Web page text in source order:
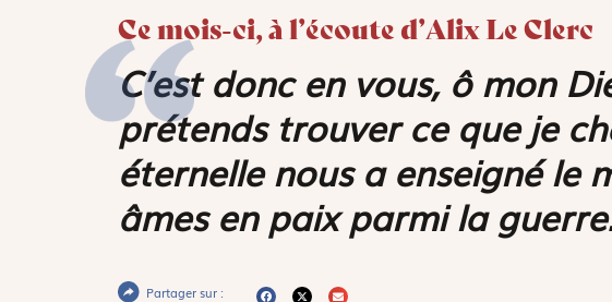
Ce mois-ci, à l’écoute d’Alix Le Clerc
C’est donc en vous, ô mon
prétends trouver ce que je
éternelle nous a enseigné le
âmes en paix parmi la
Partager sur :